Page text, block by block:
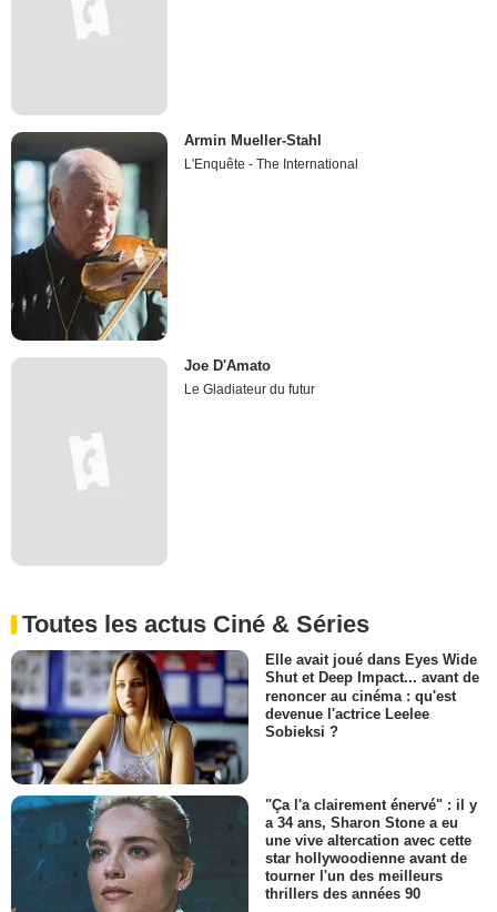
Armin Mueller-Stahl
L'Enquête - The International
Joe D'Amato
Le Gladiateur du futur
Toutes les actus Ciné & Séries
Elle avait joué dans Eyes Wide
Shut et Deep Impact... avant de
renoncer au cinéma : qu'est
devenue l'actrice Leelee
Sobieksi ?
"Ça l'a clairement énervé" : il y
a 34 ans, Sharon Stone a eu
une vive altercation avec cette
star hollywoodienne avant de
tourner l'un des meilleurs
thrillers des années 90